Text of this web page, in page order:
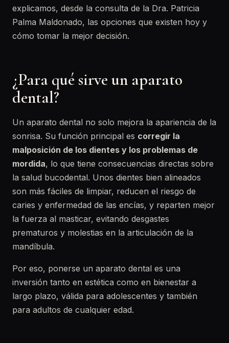
explicamos, desde la consulta de la Dra. Patricia
Palma Maldonado, las opciones que existen hoy y
cómo tomar la mejor decisión.
¿Para qué sirve un aparato
dental?
Un aparato dental no solo mejora la apariencia de la
sonrisa. Su función principal es corregir la
malposición de los dientes y los problemas de
mordida, lo que tiene consecuencias directas sobre
la salud bucodental. Unos dientes bien alineados
son más fáciles de limpiar, reducen el riesgo de
caries y enfermedad de las encías, y reparten mejor
la fuerza al masticar, evitando desgastes
prematuros y molestias en la articulación de la
mandíbula.
Por eso, ponerse un aparato dental es una
inversión tanto en estética como en bienestar a
largo plazo, válida para adolescentes y también
para adultos de cualquier edad.